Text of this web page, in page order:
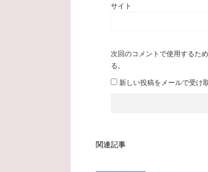
サイト
次回のコメントで使用するた
る。
新しい投稿をメールで受け
関連記事